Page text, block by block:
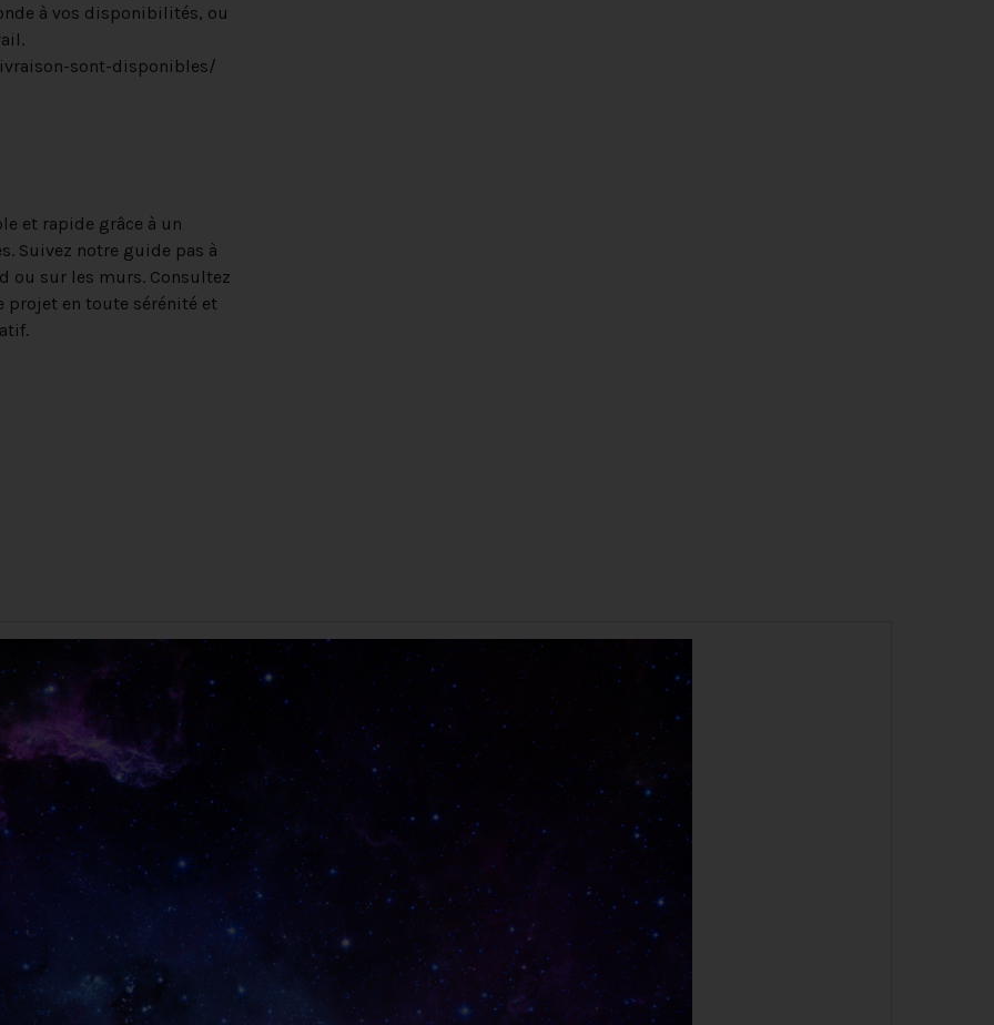
à vos disponibilités, ou
sont-disponibles/
et rapide grâce à un
Suivez notre guide pas à
ou sur les murs. Consultez
en toute sérénité et